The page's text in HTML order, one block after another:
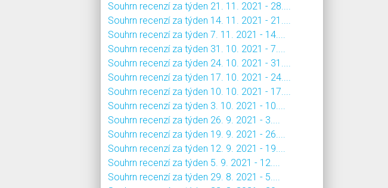
Souhrn recenzí za týden 21. 11. 2021 - 28....
Souhrn recenzí za týden 14. 11. 2021 - 21....
Souhrn recenzí za týden 7. 11. 2021 - 14....
Souhrn recenzí za týden 31. 10. 2021 - 7....
Souhrn recenzí za týden 24. 10. 2021 - 31....
Souhrn recenzí za týden 17. 10. 2021 - 24....
Souhrn recenzí za týden 10. 10. 2021 - 17....
Souhrn recenzí za týden 3. 10. 2021 - 10....
Souhrn recenzí za týden 26. 9. 2021 - 3....
Souhrn recenzí za týden 19. 9. 2021 - 26....
Souhrn recenzí za týden 12. 9. 2021 - 19....
Souhrn recenzí za týden 5. 9. 2021 - 12....
Souhrn recenzí za týden 29. 8. 2021 - 5....